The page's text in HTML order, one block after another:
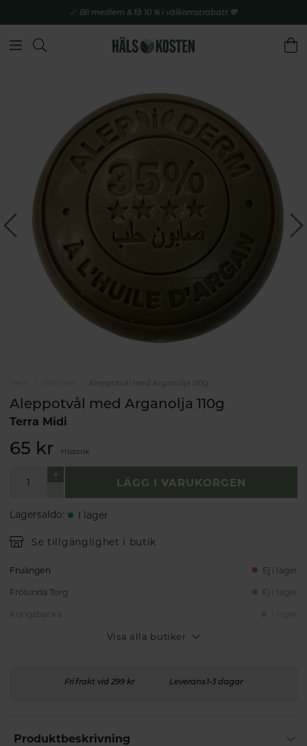
Bli medlem & få 10 % i välkomstrabatt 💚
Aleppotvål med Arganolja 110g
Aleppotvål med Arganolja 110g
Terra Midi
65 kr Historik
LÄGG I VARUKORGEN
Lagersaldo: I lager
Se tillgänglighet i butik
Fruängen Ej i lager
Frölunda Torg Ej i lager
Visa alla butiker
Fri frakt vid 299 kr Leverans 1-3 dagar
Produktbeskrivning